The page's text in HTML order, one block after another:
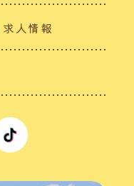
求人情報